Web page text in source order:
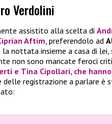
Verdolini
assistito alla scelta di
Aftim, preferendolo ad
nottata insieme a casa di lei,
non sono mancate feroci
e Tina Cipollari, che
delle registrazione a parlare è